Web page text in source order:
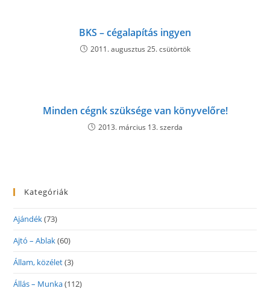
BKS – cégalapítás ingyen
2011. augusztus 25. csütörtök
Minden cégnk szüksége van könyvelőre!
2013. március 13. szerda
Kategóriák
Ajándék(73)
Ajtó – Ablak(60)
Állam, közélet(3)
Állás – Munka(112)